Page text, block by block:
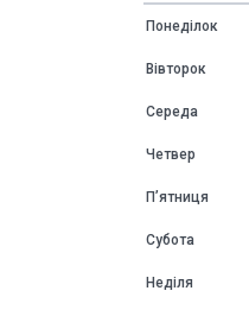
Понеділок
Вівторок
Середа
Четвер
Пʼятниця
Субота
Неділя